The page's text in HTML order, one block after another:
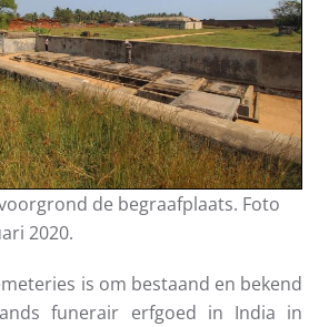
de begraafplaats. Foto
2020.
is om bestaand en bekend
funerair erfgoed in India in